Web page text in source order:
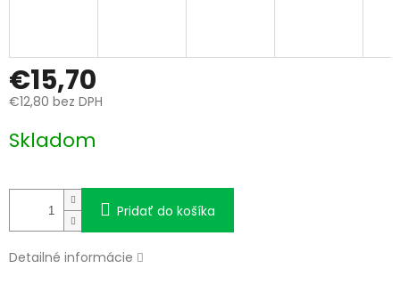
€15,70
€12,80 bez DPH
cena:
Skladom
Pridať do košíka
Detailné informácie